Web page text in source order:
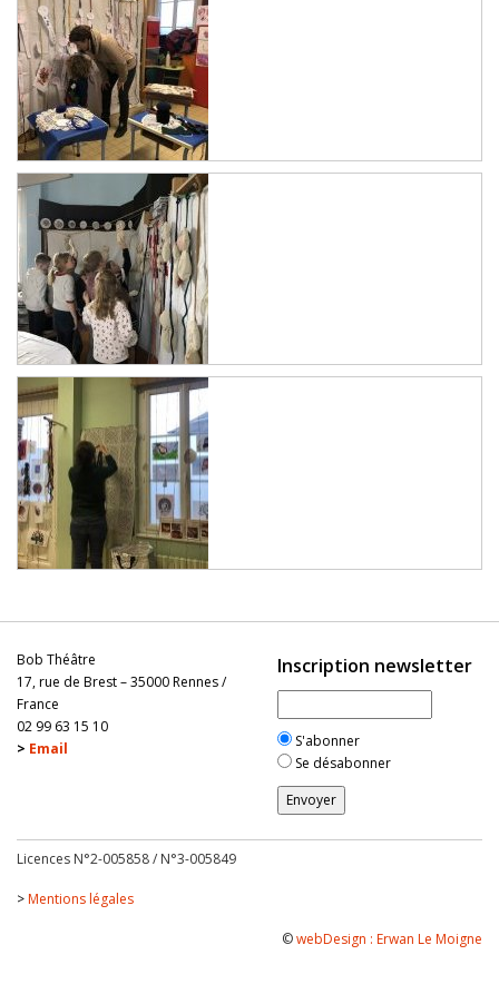
Bob Théâtre
17, rue de Brest – 35000 Rennes /
France
02 99 63 15 10
> Email
Inscription newsletter
S'abonner
Se désabonner
Licences N°2-005858 / N°3-005849
>Mentions légales
©webDesign : Erwan Le Moigne